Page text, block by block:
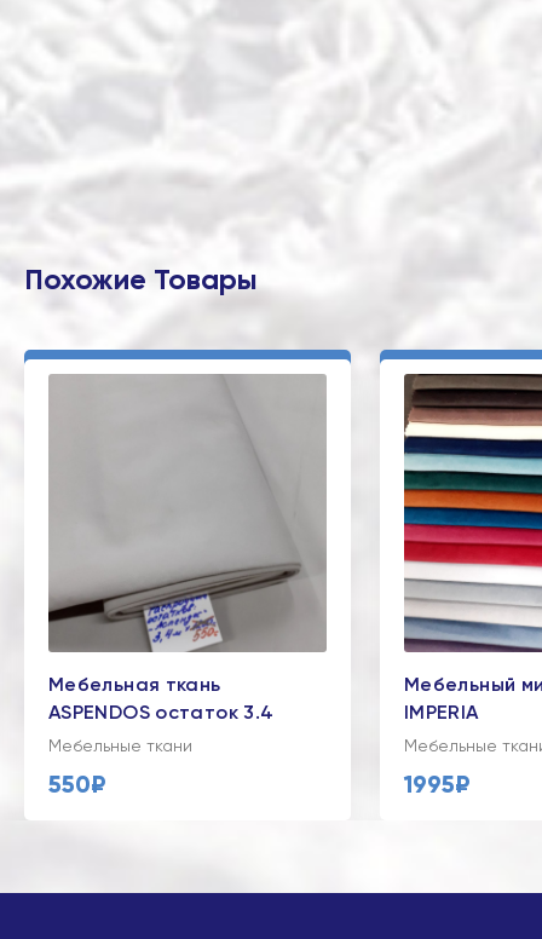
Похожие Товары
Мебельная ткань
ASPENDOS остаток 3.4
Мебельные ткани
550₽
Мебельный
IMPERIA
Мебельные
1995₽